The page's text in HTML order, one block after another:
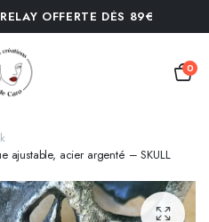
OFFERTE DÈS 89€
0
ajustable, acier argenté – SKULL